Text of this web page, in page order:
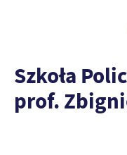
Szkoła
prof.